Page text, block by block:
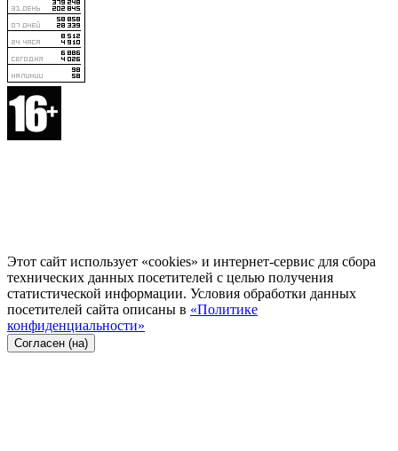
Этот сайт использует «cookies» и интернет-сервис для сбора
технических данных посетителей с целью получения
статистической информации. Условия обработки данных
посетителей сайта описаны в «Политике
конфиденциальности»
Согласен (на)